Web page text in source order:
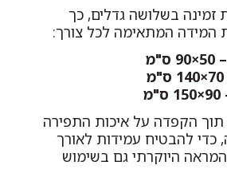
זמינה בשלושה גדלים, כך
המידה המתאימה לכל צורך:
הקפדה על איכות התפירה
כדי להבטיח עמידות לאורך
היוקרתי גם בשימוש